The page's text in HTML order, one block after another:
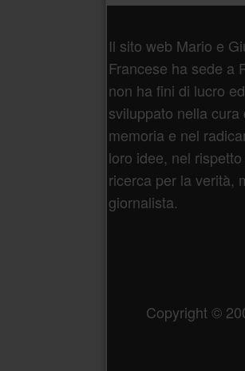
Il sito web Mario e
Francese ha sede a
non ha fini di lucro
sviluppato nella cura
memoria e nel
loro idee, nel
ricerca per la verità,
giornalista.
Copyright ©